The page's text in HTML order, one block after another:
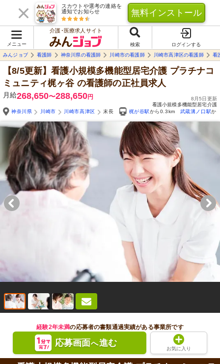
スカウトや選考の連絡を
通知でお知らせ
無料インストール
メニュー
介護･医療求人サイト
検索
ログインする
みんジョブ
看護師 神奈川県の看護師 川崎市の看護師 川崎市高津区の看護師 看
【8/5更新】看護小規模多機能型居宅介護 プラチナコ
ミュニティ梶ヶ谷の看護師の正社員求人
月給268,650〜288,650円
8月5日更新
看護小規模多機能型居宅介護
神奈川県
川崎市 川崎市高津区 末長 梶が谷駅から0.3km 武蔵溝ノ口駅か
経験2年未満の応募者の書類通過実績がある事業所です
応募画面へ進む
お気に入り